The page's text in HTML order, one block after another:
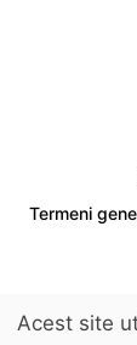
Termeni
Acest site